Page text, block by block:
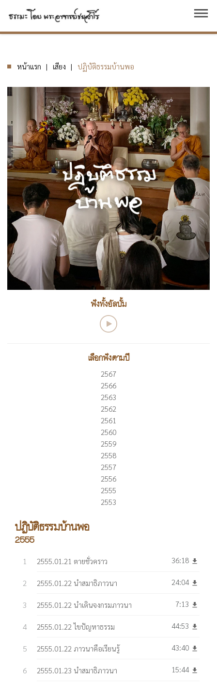
dehaze
หน้าแรก เสียง ปฏิบัติธรรมบ้านพอ
ฟังทั้งอัลบั้ม
เลือกฟังตามปี
2567
2566
2563
2562
2561
2560
2559
2558
2557
2556
2555
2553
ปฏิบัติธรรมบ้านพอ
2555
2555.01.21 ตายชั่วคราว 36:18 get_app
2555.01.22 นำสมาธิภาวนา 24:04 get_app
2555.01.22 นำเดินจงกรมภาวนา 7:13 get_app
2555.01.22 ไขปัญหาธรรม 44:53 get_app
2555.01.22 ภาวนาคือเรียนรู้ 43:40 get_app
2555.01.23 นำสมาธิภาวนา 15:44 get_app